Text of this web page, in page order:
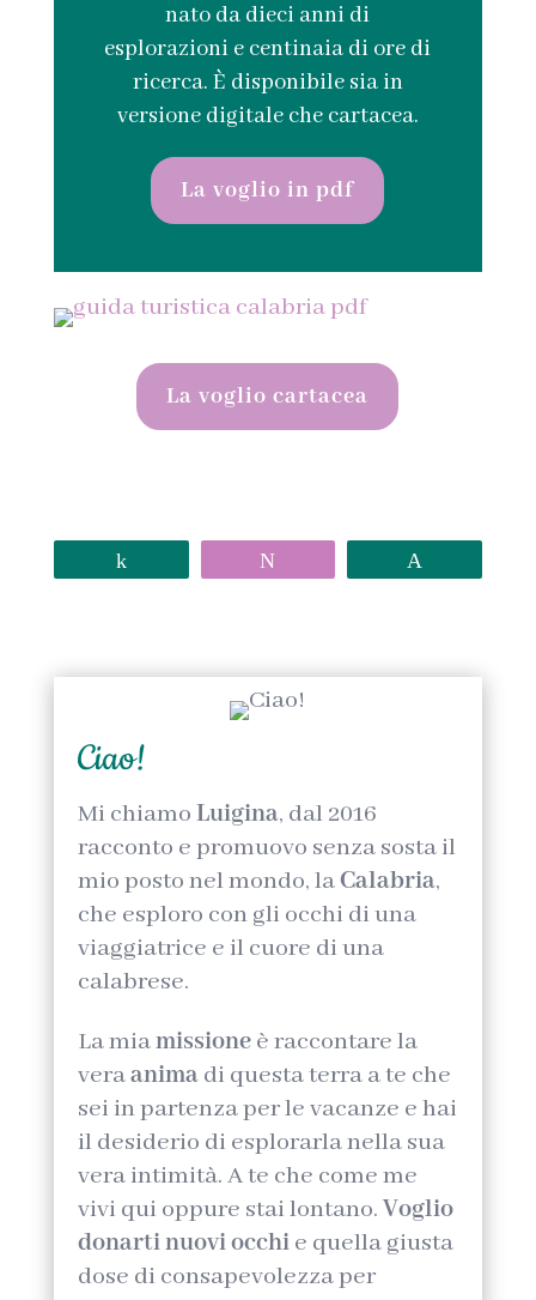
nato da dieci anni di
esplorazioni e centinaia di ore di
ricerca. È disponibile sia in
versione digitale che cartacea.
La voglio in pdf
La voglio cartacea
Ciao!
Mi chiamo Luigina, dal 2016
racconto e promuovo senza sosta il
mio posto nel mondo, laCalabria,
che esploro con gli occhi di una
viaggiatrice e il cuore di una
calabrese.
La miamissione è raccontare la
veraanimadi questa terra a te che
sei in partenza per le vacanze e hai
il desiderio di esplorarla nella sua
vera intimità. A te che come me
vivi qui oppure stai lontano. Voglio
donarti nuovi occhi e quella giusta
dose di consapevolezza per